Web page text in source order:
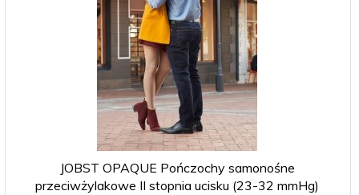
JOBST OPAQUE Pończochy samonośne
przeciwżylakowe II stopnia ucisku (23-32 mmHg)